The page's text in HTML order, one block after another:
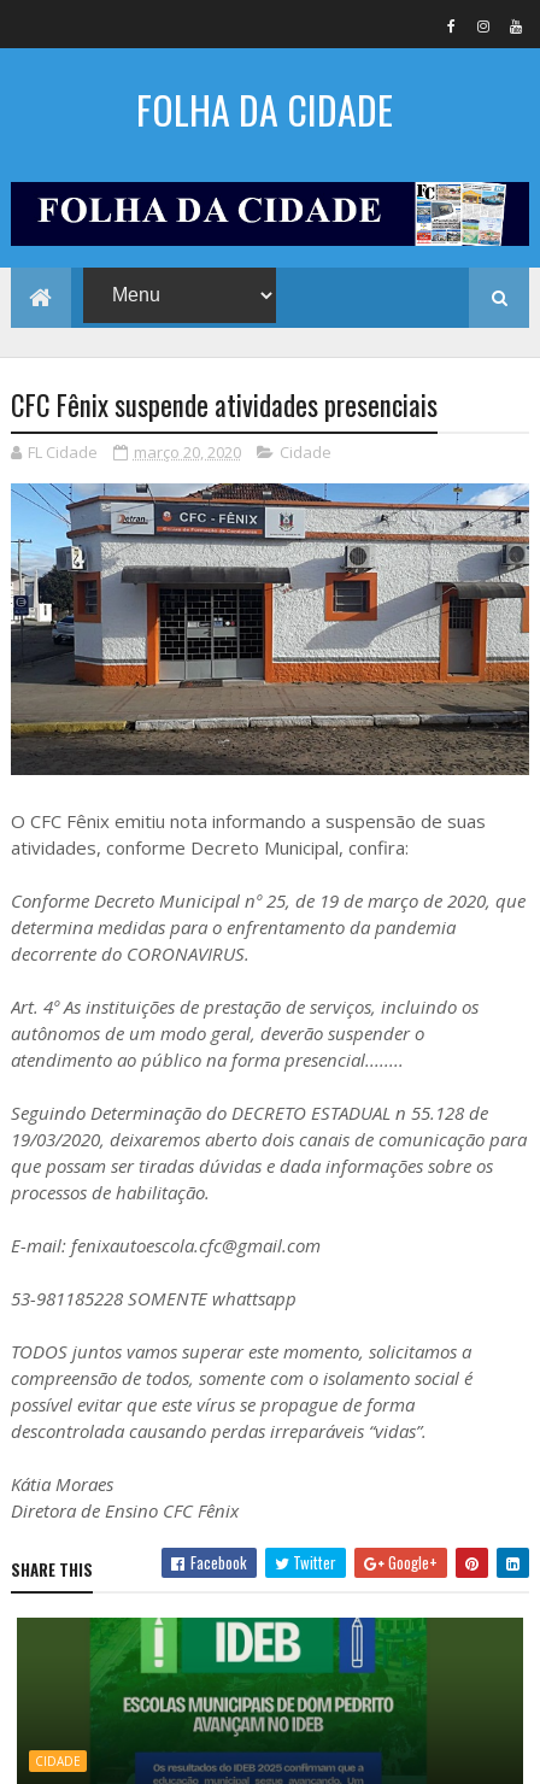
FOLHA DA CIDADE
CFC Fênix suspende atividades presenciais
FL Cidade março 20, 2020 Cidade
O CFC Fênix emitiu nota informando a suspensão de suas
atividades, conforme Decreto Municipal, confira:
Conforme Decreto Municipal nº 25, de 19 de março de 2020, que
determina medidas para o enfrentamento da pandemia
decorrente do CORONAVIRUS.
Art. 4º As instituições de prestação de serviços, incluindo os
autônomos de um modo geral, deverão suspender o
atendimento ao público na forma presencial........
Seguindo Determinação do DECRETO ESTADUAL n 55.128 de
19/03/2020, deixaremos aberto dois canais de comunicação para
que possam ser tiradas dúvidas e dada informações sobre os
processos de habilitação.
E-mail: fenixautoescola.cfc@gmail.com
53-981185228 SOMENTE whattsapp
TODOS juntos vamos superar este momento, solicitamos a
compreensão de todos, somente com o isolamento social é
possível evitar que este vírus se propague de forma
descontrolada causando perdas irreparáveis “vidas”.
Kátia Moraes
Diretora de Ensino CFC Fênix
SHARE THIS Facebook Twitter Google+
CIDADE